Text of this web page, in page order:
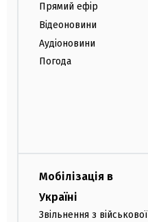
Прямий ефір
Відеоновини
Аудіоновини
Погода
Мобілізація в
Україні
Звільнення з військової